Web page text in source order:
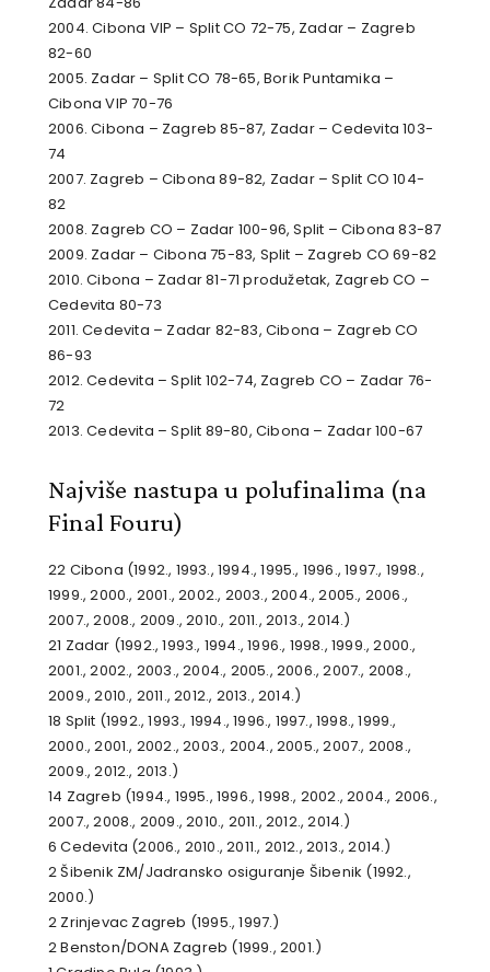
2004. Cibona VIP – Split CO 72-75, Zadar – Zagreb
82-60
2005. Zadar – Split CO 78-65, Borik Puntamika –
Cibona VIP 70-76
2006. Cibona – Zagreb 85-87, Zadar – Cedevita 103-
74
2007. Zagreb – Cibona 89-82, Zadar – Split CO 104-
82
2008. Zagreb CO – Zadar 100-96, Split – Cibona 83-87
2009. Zadar – Cibona 75-83, Split – Zagreb CO 69-82
2010. Cibona – Zadar 81-71 produžetak, Zagreb CO –
Cedevita 80-73
2011. Cedevita – Zadar 82-83, Cibona – Zagreb CO
86-93
2012. Cedevita – Split 102-74, Zagreb CO – Zadar 76-
72
2013. Cedevita – Split 89-80, Cibona – Zadar 100-67
Najviše nastupa u polufinalima (na
Final Fouru)
22 Cibona (1992., 1993., 1994., 1995., 1996., 1997., 1998.,
1999., 2000., 2001., 2002., 2003., 2004., 2005., 2006.,
2007., 2008., 2009., 2010., 2011., 2013., 2014.)
21 Zadar (1992., 1993., 1994., 1996., 1998., 1999., 2000.,
2001., 2002., 2003., 2004., 2005., 2006., 2007., 2008.,
2009., 2010., 2011., 2012., 2013., 2014.)
18 Split (1992., 1993., 1994., 1996., 1997., 1998., 1999.,
2000., 2001., 2002., 2003., 2004., 2005., 2007., 2008.,
2009., 2012., 2013.)
14 Zagreb (1994., 1995., 1996., 1998., 2002., 2004., 2006.,
2007., 2008., 2009., 2010., 2011., 2012., 2014.)
6 Cedevita (2006., 2010., 2011., 2012., 2013., 2014.)
2 Šibenik ZM/Jadransko osiguranje Šibenik (1992.,
2000.)
2 Zrinjevac Zagreb (1995., 1997.)
2 Benston/DONA Zagreb (1999., 2001.)